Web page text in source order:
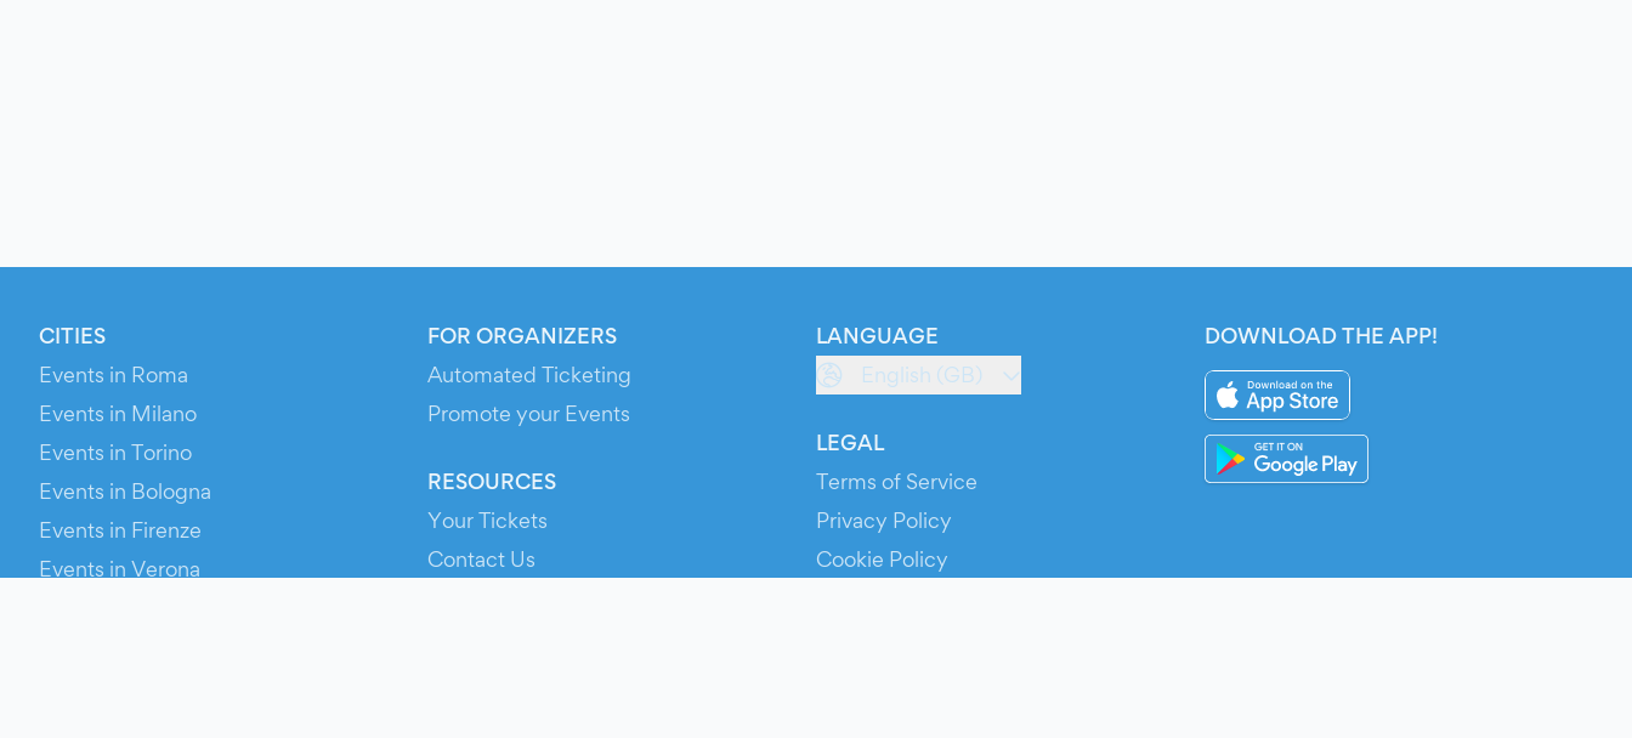
CITIES
Events in Roma
Events in Milano
Events in Torino
Events in Bologna
Events in Firenze
Events in Verona
FOR ORGANIZERS
Automated Ticketing
Promote your Events
RESOURCES
Your Tickets
Contact Us
LANGUAGE
English (GB)
LEGAL
Terms of Service
Privacy Policy
Cookie Policy
DOWNLOAD THE APP!